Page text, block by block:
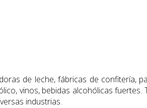
de leche, fábricas de confitería,
vinos, bebidas alcohólicas
industrias.